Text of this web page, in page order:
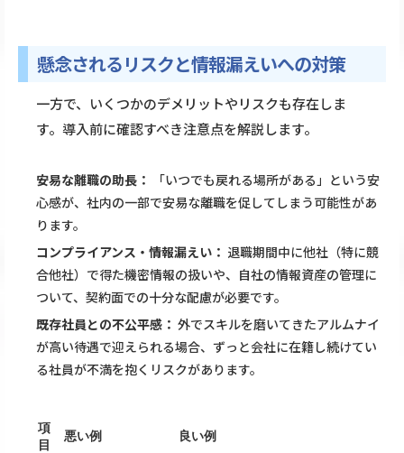
懸念されるリスクと情報漏えいへの対策
一方で、いくつかのデメリットやリスクも存在しま
す。導入前に確認すべき注意点を解説します。
安易な離職の助長：
「いつでも戻れる場所がある」という安
心感が、社内の一部で安易な離職を促してしまう可能性があ
ります。
コンプライアンス・情報漏えい： 退職期間中に他社（特に競
合他社）で得た機密情報の扱いや、自社の情報資産の管理に
ついて、契約面での十分な配慮が必要です。
既存社員との不公平感： 外でスキルを磨いてきたアルムナイ
が高い待遇で迎えられる場合、ずっと会社に在籍し続けてい
る社員が不満を抱くリスクがあります。
項
目
悪い例
良い例